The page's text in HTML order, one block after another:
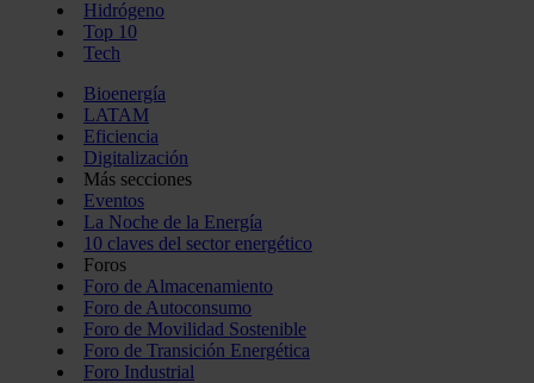
Hidrógeno
Top 10
Tech
Bioenergía
LATAM
Eficiencia
Digitalización
Más secciones
Eventos
La Noche de la Energía
10 claves del sector energético
Foros
Foro de Almacenamiento
Foro de Autoconsumo
Foro de Movilidad Sostenible
Foro de Transición Energética
Foro Industrial